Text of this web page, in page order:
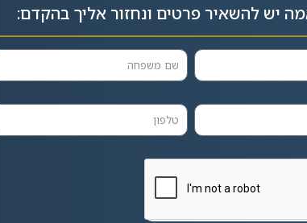
יש להשאיר פרטים ונחזור אליך בהקדם: